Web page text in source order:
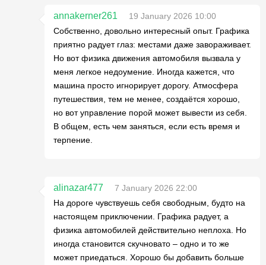
annakerner261
19 January 2026 10:00
Собственно, довольно интересный опыт. Графика
приятно радует глаз: местами даже завораживает.
Но вот физика движения автомобиля вызвала у
меня легкое недоумение. Иногда кажется, что
машина просто игнорирует дорогу. Атмосфера
путешествия, тем не менее, создаётся хорошо,
но вот управление порой может вывести из себя.
В общем, есть чем заняться, если есть время и
терпение.
alinazar477
7 January 2026 22:00
На дороге чувствуешь себя свободным, будто на
настоящем приключении. Графика радует, а
физика автомобилей действительно неплоха. Но
иногда становится скучновато – одно и то же
может приедаться. Хорошо бы добавить больше